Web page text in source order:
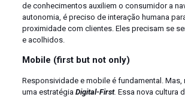
de conhecimentos auxiliem o consumidor a
autonomia, é preciso de interação humana
proximidade com clientes. Eles precisam se
e acolhidos.
Mobile (first but not only)
Responsividade e mobile é fundamental. Mas,
uma estratégia Digital-First. Essa nova cultura